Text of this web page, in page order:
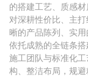
的搭建工艺、质感
对深耕性价比、主
晰的产品陈列、实
依托成熟的全链条
施工团队与标准化
构、整洁布局，规